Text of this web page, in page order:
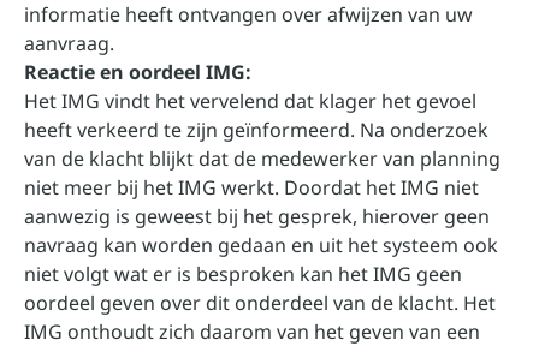
informatie heeft ontvangen over afwijzen van uw
aanvraag.
Reactie en oordeel IMG:
Het IMG vindt het vervelend dat klager het gevoel
heeft verkeerd te zijn geïnformeerd. Na onderzoek
van de klacht blijkt dat de medewerker van planning
niet meer bij het IMG werkt. Doordat het IMG niet
aanwezig is geweest bij het gesprek, hierover geen
navraag kan worden gedaan en uit het systeem ook
niet volgt wat er is besproken kan het IMG geen
oordeel geven over dit onderdeel van de klacht. Het
IMG onthoudt zich daarom van het geven van een